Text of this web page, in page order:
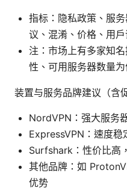
指标：隐私政策、服
议、混淆、价格、用
注：市场上有多家知
性、可用服务器数量为
装置与服务品牌建议（含
NordVPN：强大服务
ExpressVPN：速度稳
Surfshark：性价比高
其他品牌：如
优势